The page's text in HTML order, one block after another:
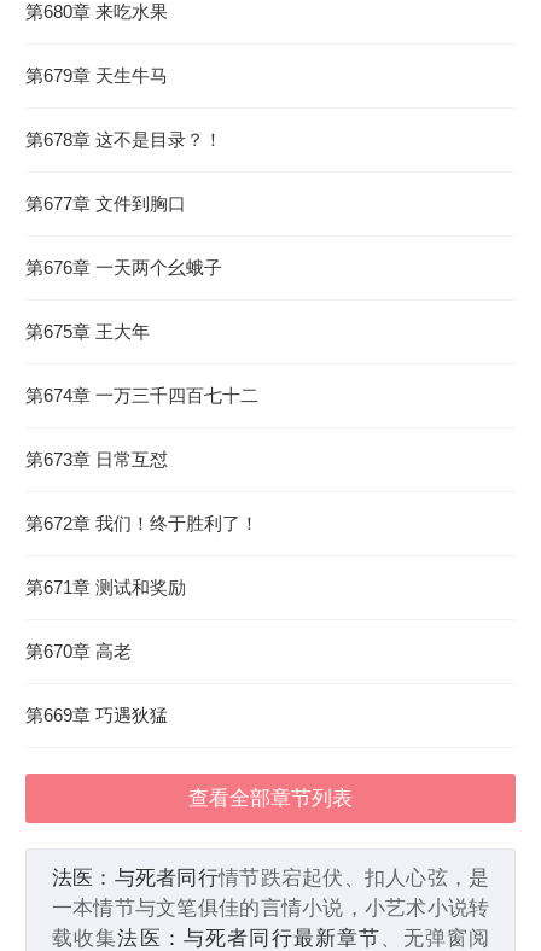
第680章 来吃水果
第679章 天生牛马
第678章 这不是目录？！
第677章 文件到胸口
第676章 一天两个幺蛾子
第675章 王大年
第674章 一万三千四百七十二
第673章 日常互怼
第672章 我们！终于胜利了！
第671章 测试和奖励
第670章 高老
第669章 巧遇狄猛
查看全部章节列表
法医：与死者同行情节跌宕起伏、扣人心弦，是
一本情节与文笔俱佳的言情小说，小艺术小说转
载收集法医：与死者同行最新章节 、无弹窗阅